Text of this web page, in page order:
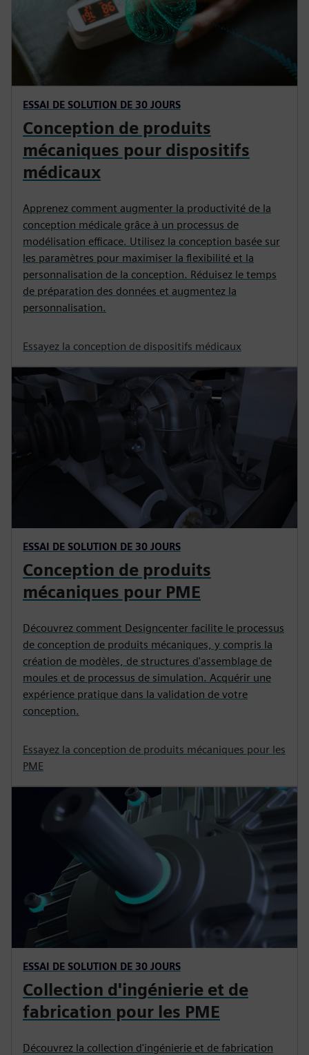
ESSAI DE SOLUTION DE 30 JOURS
Conception de produits
mécaniques pour dispositifs
médicaux
Apprenez comment augmenter la productivité de la
conception médicale grâce à un processus de
modélisation efficace. Utilisez la conception basée sur
les paramètres pour maximiser la flexibilité et la
personnalisation de la conception. Réduisez le temps
de préparation des données et augmentez la
personnalisation.
Essayez la conception de dispositifs médicaux
ESSAI DE SOLUTION DE 30 JOURS
Conception de produits
mécaniques pour PME
Découvrez comment Designcenter facilite le processus
de conception de produits mécaniques, y compris la
création de modèles, de structures d'assemblage de
moules et de processus de simulation. Acquérir une
expérience pratique dans la validation de votre
conception.
Essayez la conception de produits mécaniques pour les
PME
ESSAI DE SOLUTION DE 30 JOURS
Collection d'ingénierie et de
fabrication pour les PME
Découvrez la collection d'ingénierie et de fabrication